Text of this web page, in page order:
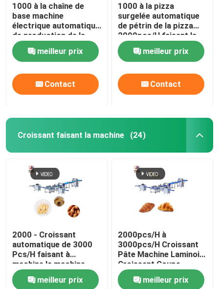
1000 à la chaîne de
base machine
électrique automatique
de production de la
pizza 2000pcs/H de
rouleau de pizza
meilleur prix
Contact
1000 à la pizza
surgelée automatique
de pétrin de la pizza
2000pcs/H faisant la
machine avec le docker
meilleur prix
Contact
Croissant faisant la machine (24)
2000 - Croissant
automatique de 3000
Pcs/H faisant à
machine la machine
congelée de Sheeter de
la pâte de croissant
meilleur prix
2000pcs/H à
3000pcs/H Croissant
Pâte Machine Laminoir
Croissant Coupe
Curling
meilleur prix